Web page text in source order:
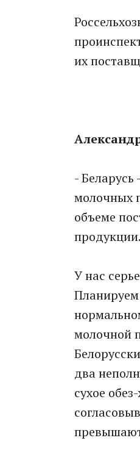
их
-
молочных
объеме
У нас
Планируем
молочной
два
сухое